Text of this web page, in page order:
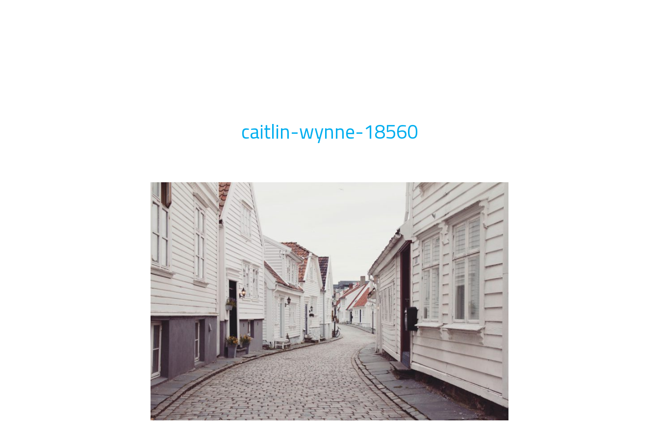
caitlin-wynne-18560